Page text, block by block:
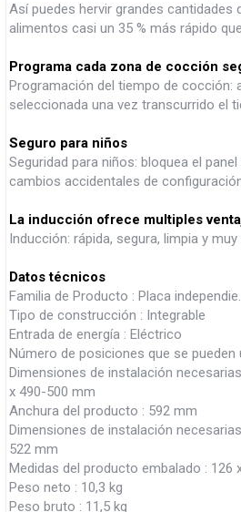
Así puedes hervir grandes cantidades
alimentos casi un 35 % más rápido
Programa cada zona de cocción
Programación del tiempo de cocción:
seleccionada una vez transcurrido el
Seguro para niños
Seguridad para niños: bloquea el
cambios accidentales de
La inducción ofrece multiples
Inducción: rápida, segura, limpia y
Datos técnicos
Familia de Producto : Placa
Tipo de construcción : Integrable
Entrada de energía : Eléctrico
Número de posiciones que se
Dimensiones de instalación
x 490-500 mm
Anchura del producto : 592 mm
Dimensiones de instalación
522 mm
Medidas del producto embalado : 126
Peso neto : 10,3 kg
Peso bruto : 11,5 kg